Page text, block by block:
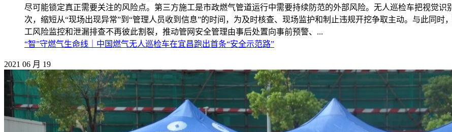
尽可能锁定真正需要关注的风险点。第三方施工是市政燃气管道运行中需要持续防范的外部风险。无人巡检车把视觉
次，缩短从“现场出现异常”到“管理人员收到信息”的时间，为及时核查、现场监护和制止违规开挖争取主动。与此同
工风险监控和泄漏排查不再彼此割裂，推动管网安全管理由事后处置向事前预警、...
“智”守燃气生命线｜中国燃气无人巡检车在宜昌跑出首条“安全示范路”
2021 06 月 19